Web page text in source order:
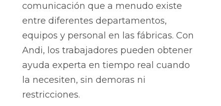
comunicación que a menudo existe
entre diferentes departamentos,
equipos y personal en las fábricas. Con
Andi, los trabajadores pueden obtener
ayuda experta en tiempo real cuando
la necesiten, sin demoras ni
restricciones.